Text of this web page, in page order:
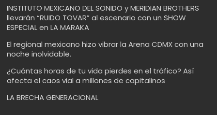
INSTITUTO MEXICANO DEL SONIDO y MERIDIAN BROTHERS
llevarán “RUIDO TOVAR” al escenario con un SHOW
ESPECIAL en LA MARAKA
El regional mexicano hizo vibrar la Arena CDMX con una
noche inolvidable.
¿Cuántas horas de tu vida pierdes en el tráfico? Así
afecta el caos vial a millones de capitalinos
LA BRECHA GENERACIONAL